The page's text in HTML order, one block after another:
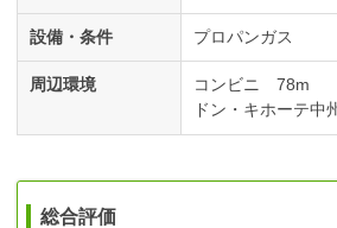
設備・条件 プロパンガス
周辺環境
コンビニ 78m
ドン・キホーテ
総合評価